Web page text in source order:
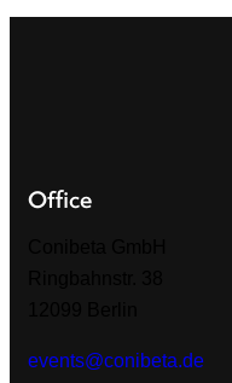
Office
events@conibeta.de